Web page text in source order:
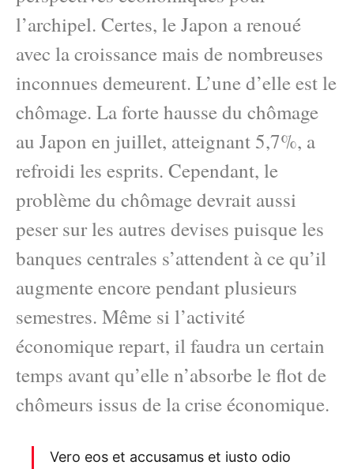
l’archipel. Certes, le Japon a renoué
avec la croissance mais de nombreuses
inconnues demeurent. L’une d’elle est le
chômage. La forte hausse du chômage
au Japon en juillet, atteignant 5,7%, a
refroidi les esprits. Cependant, le
problème du chômage devrait aussi
peser sur les autres devises puisque les
banques centrales s’attendent à ce qu’il
augmente encore pendant plusieurs
semestres. Même si l’activité
économique repart, il faudra un certain
temps avant qu’elle n’absorbe le flot de
chômeurs issus de la crise économique.
Vero eos et accusamus et iusto odio